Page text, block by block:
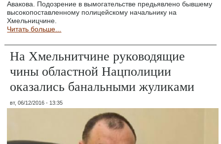
Авакова. Подозрение в вымогательстве предьявлено бывшему
высокопоставленному полицейскому начальнику на
Хмельницчине.
Читать больше...
На Хмельнитчине руководящие
чины областной Нацполиции
оказались банальными жуликами
вт, 06/12/2016 - 13:35